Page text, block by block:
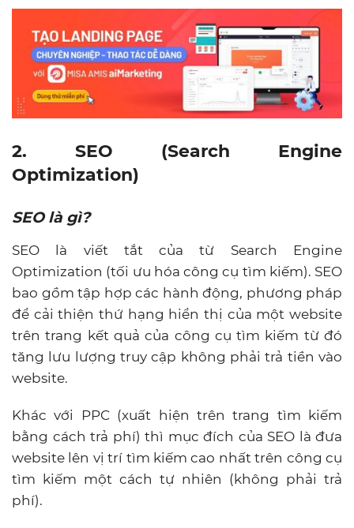
2. SEO (Search Engine
Optimization)
SEO là gì?
SEO là viết tắt của từ Search Engine
Optimization (tối ưu hóa công cụ tìm kiếm). SEO
bao gồm tập hợp các hành động, phương pháp
để cải thiện thứ hạng hiển thị của một website
trên trang kết quả của công cụ tìm kiếm từ đó
tăng lưu lượng truy cập không phải trả tiền vào
website.
Khác với PPC (xuất hiện trên trang tìm kiếm
bằng cách trả phí) thì mục đích của SEO là đưa
website lên vị trí tìm kiếm cao nhất trên công cụ
tìm kiếm một cách tự nhiên (không phải trả
phí).